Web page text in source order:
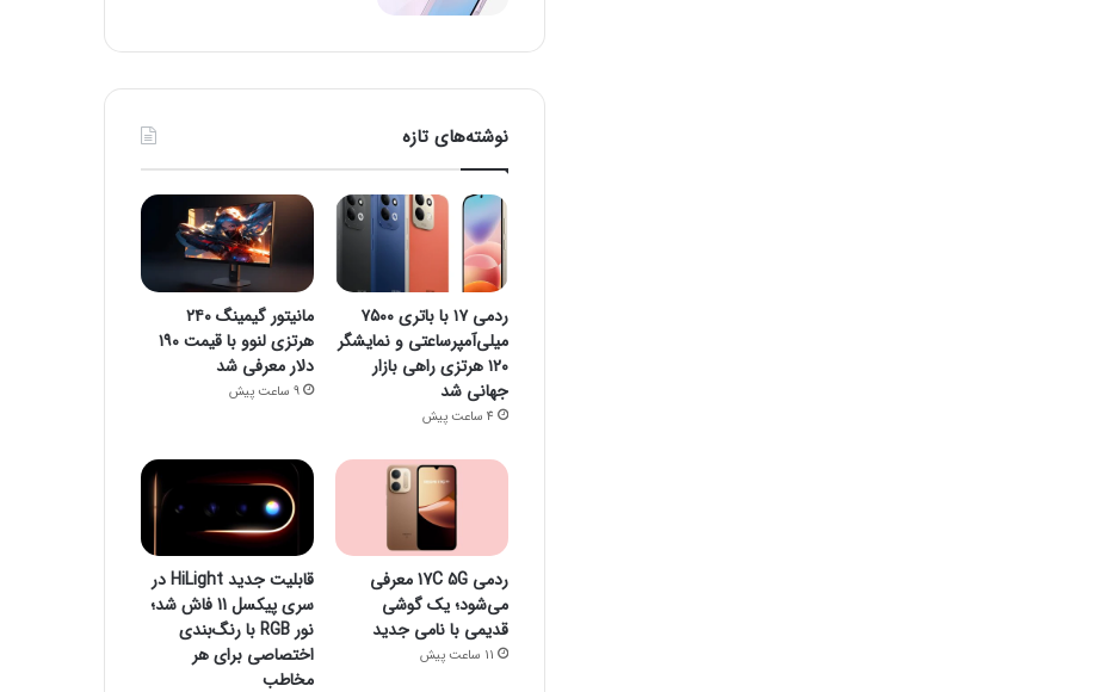
نوشته‌های تازه
ردمی ۱۷ با باتری ۷۵۰۰
میلی‌آمپرساعتی و نمایشگر
۱۲۰ هرتزی راهی بازار
جهانی شد
4 ساعت پیش
مانیتور گیمینگ ۲۴۰
هرتزی لنوو با قیمت ۱۹۰
دلار معرفی شد
9 ساعت پیش
ردمی 17C 5G معرفی
می‌شود؛ یک گوشی
قدیمی با نامی جدید
11 ساعت پیش
قابلیت جدید HiLight در
سری پیکسل 11 فاش شد؛
نور RGB با رنگ‌بندی
اختصاصی برای هر
مخاطب